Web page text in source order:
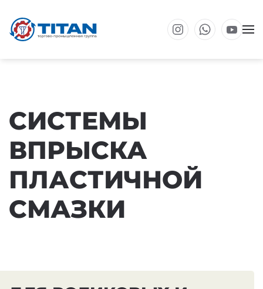
Перейти к основному содержанию
СИСТЕМЫ
ВПРЫСКА
ПЛАСТИЧНОЙ
СМАЗКИ